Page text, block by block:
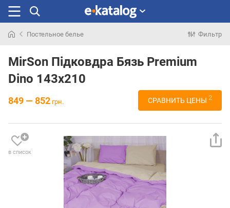
раньше
Постельное белье Фильтр
MirSon Підковдра Бязь Premium
Dino 143х210
849 — 852 грн. СРАВНИТЬ ЦЕНЫ 2
в список